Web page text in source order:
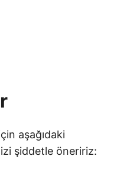
aşağıdaki
şiddetle öneririz: